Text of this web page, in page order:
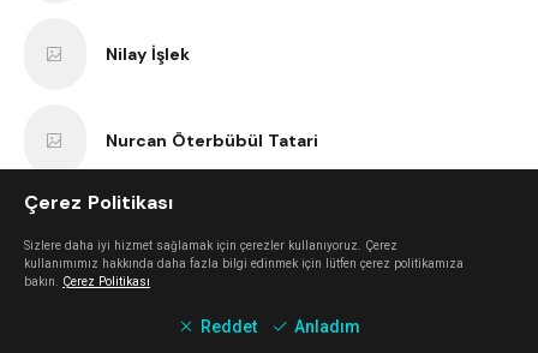
Nilay İşlek
Nurcan Öterbübül Tatari
Çerez Politikası
Sizlere daha iyi hizmet sağlamak için çerezler kullanıyoruz. Çerez
kullanımımız hakkında daha fazla bilgi edinmek için lütfen çerez politikamıza
bakın. Çerez Politikası
Reddet Anladım